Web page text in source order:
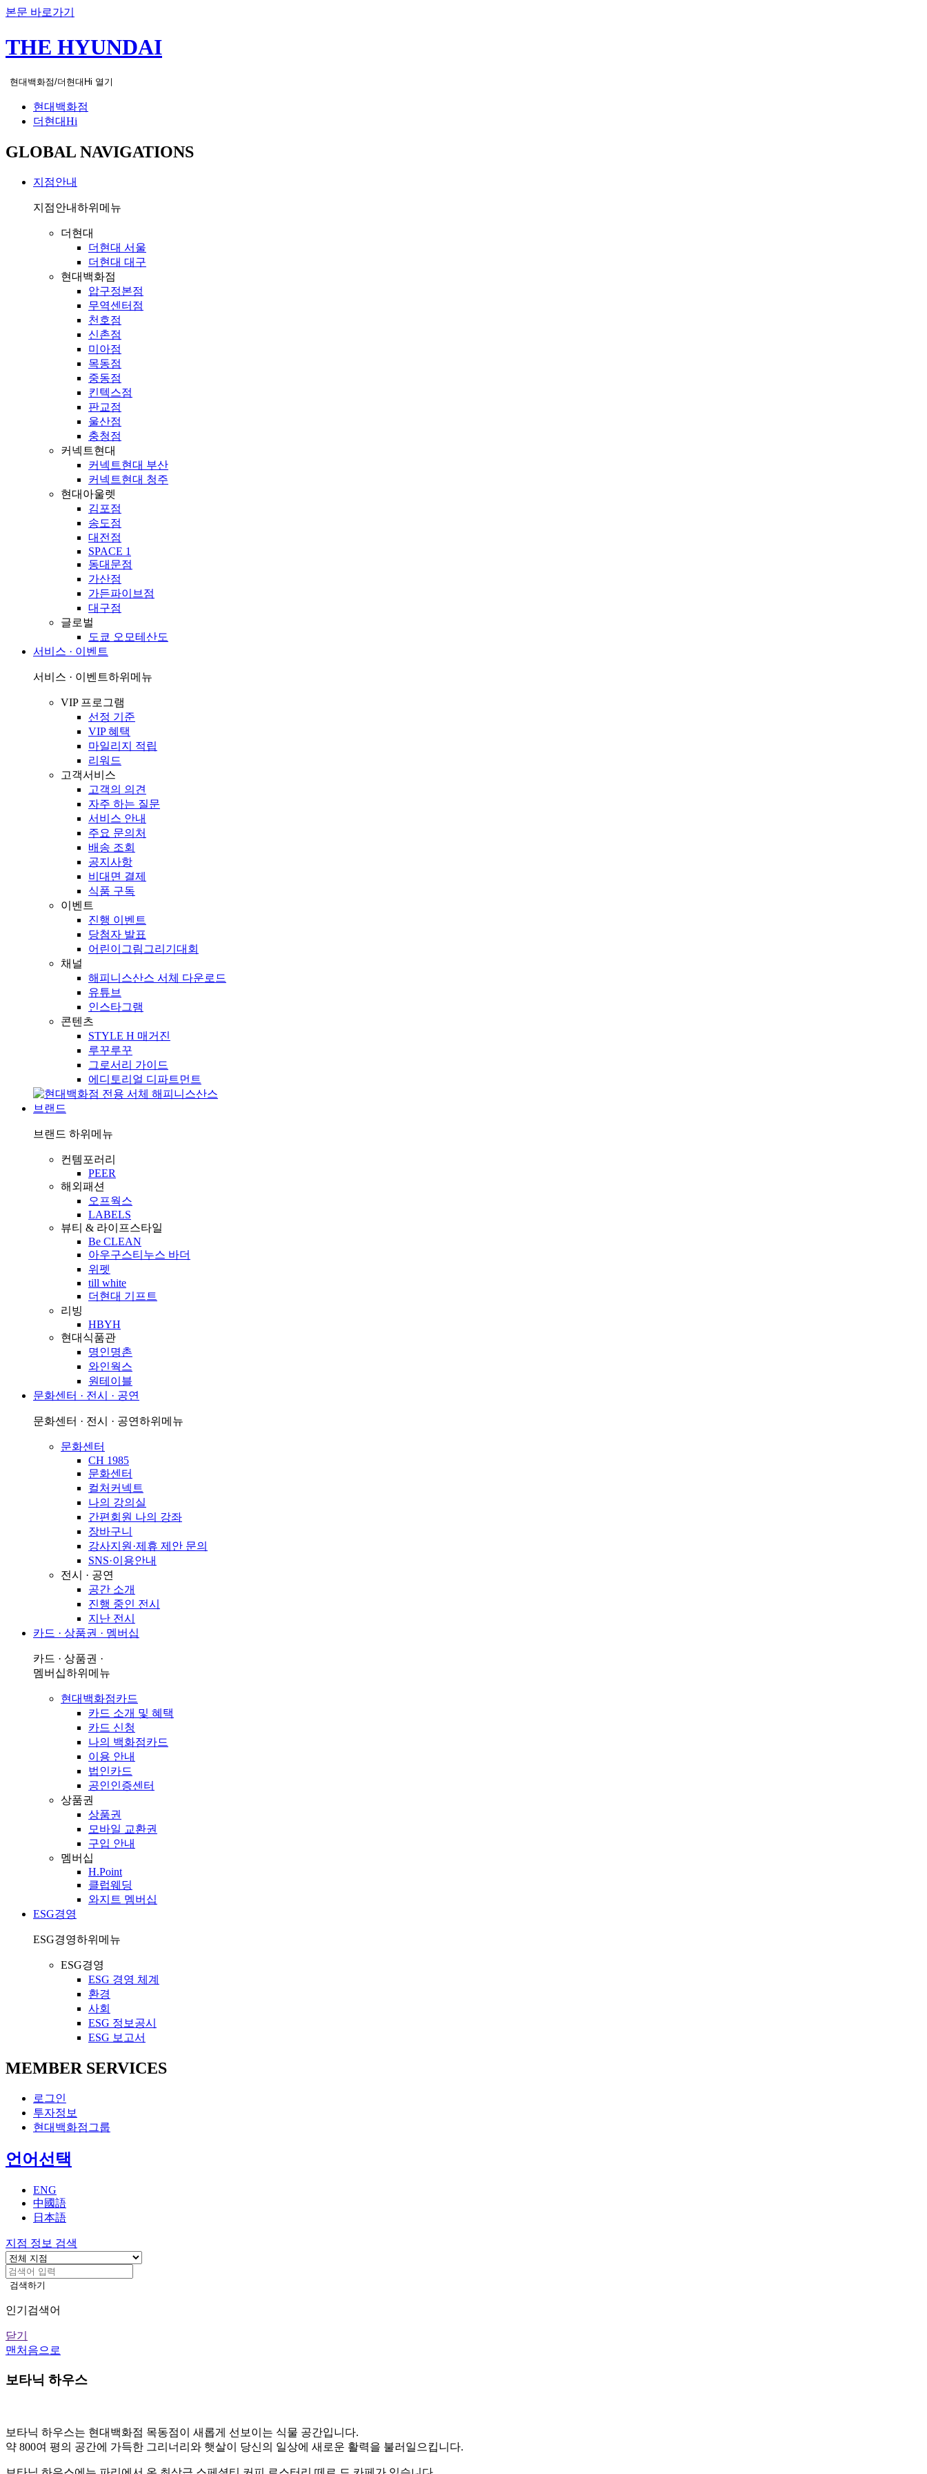
본문 바로가기
THE HYUNDAI
현대백화점/더현대Hi 열기
현대백화점
더현대Hi
GLOBAL NAVIGATIONS
지점안내
지점안내하위메뉴
더현대
더현대 서울
더현대 대구
현대백화점
압구정본점
무역센터점
천호점
신촌점
미아점
목동점
중동점
킨텍스점
판교점
울산점
충청점
커넥트현대
커넥트현대 부산
커넥트현대 청주
현대아울렛
김포점
송도점
대전점
SPACE 1
동대문점
가산점
가든파이브점
대구점
글로벌
도쿄 오모테산도
서비스 · 이벤트
서비스 · 이벤트하위메뉴
VIP 프로그램
선정 기준
VIP 혜택
마일리지 적립
리워드
고객서비스
고객의 의견
자주 하는 질문
서비스 안내
주요 문의처
배송 조회
공지사항
비대면 결제
식품 구독
이벤트
진행 이벤트
당첨자 발표
어린이그림그리기대회
채널
해피니스산스 서체 다운로드
유튜브
인스타그램
콘텐츠
STYLE H 매거진
루꾸루꾸
그로서리 가이드
에디토리얼 디파트먼트
브랜드
브랜드 하위메뉴
컨템포러리
PEER
해외패션
오프웍스
LABELS
뷰티 & 라이프스타일
Be CLEAN
아우구스티누스 바더
위펫
till white
더현대 기프트
리빙
HBYH
현대식품관
명인명촌
와인웍스
원테이블
문화센터 · 전시 · 공연
문화센터 · 전시 · 공연하위메뉴
문화센터
CH 1985
문화센터
컬처커넥트
나의 강의실
간편회원 나의 강좌
장바구니
강사지원·제휴 제안 문의
SNS·이용안내
전시 · 공연
공간 소개
진행 중인 전시
지난 전시
카드 · 상품권 · 멤버십
카드 · 상품권 ·
멤버십하위메뉴
현대백화점카드
카드 소개 및 혜택
카드 신청
나의 백화점카드
이용 안내
법인카드
공인인증센터
상품권
상품권
모바일 교환권
구입 안내
멤버십
H.Point
클럽웨딩
와지트 멤버십
ESG경영
ESG경영하위메뉴
ESG경영
ESG 경영 체계
환경
사회
ESG 정보공시
ESG 보고서
MEMBER SERVICES
로그인
투자정보
현대백화점그룹
언어선택
ENG
中國語
日本語
지점 정보 검색
검색하기
인기검색어
닫기
맨처음으로
지
안
내
본
보타닉 하우스
보타닉 하우스는 현대백화점 목동점이 새롭게 선보이는 식물 공간입니다.
약 800여 평의 공간에 가득한 그리너리와 햇살이 당신의 일상에 새로운 활력을 불러일으킵니다.